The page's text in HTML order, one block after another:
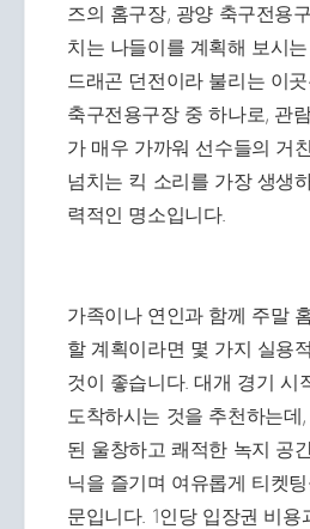
즈의 홈구장, 광양 축구전용
치는 나들이를 계획해 보시
드래곤 던전이라 불리는 이
축구전용구장 중 하나로, 관
가 매우 가까워 선수들의 거
넘치는 킥 소리를 가장 생생
력적인 명소입니다.
가족이나 연인과 함께 주말
할 계획이라면 몇 가지 실용
것이 좋습니다. 대개 경기 시
도착하시는 것을 추천하는데
된 울창하고 쾌적한 녹지 공
닉을 즐기며 여유롭게 티켓
문입니다. 1인당 입장권 비